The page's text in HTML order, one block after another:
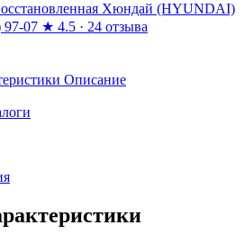
Хюндай (HYUNDAI)
97-07 ★ 4.5 · 24 отзыва
Описание